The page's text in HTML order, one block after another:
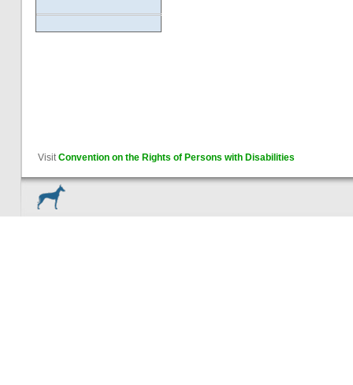
VisitConvention on the Rights of Persons with Disabilities